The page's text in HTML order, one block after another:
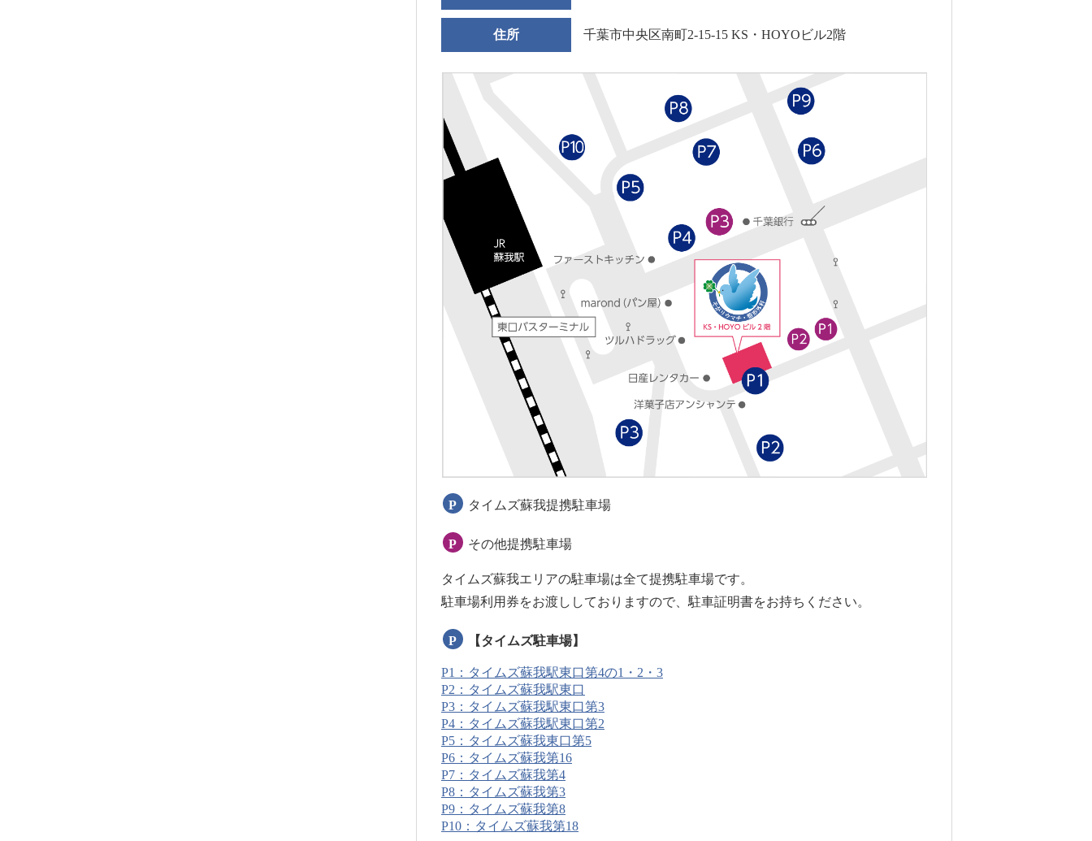
住所 千葉市中央区南町2-15-15 KS・HOYOビル2階
P タイムズ蘇我提携駐車場
P その他提携駐車場
タイムズ蘇我エリアの駐車場は全て提携駐車場です。
駐車場利用券をお渡ししておりますので、駐車証明書をお持ちください。
P 【タイムズ駐車場】
P1：タイムズ蘇我駅東口第4の1・2・3
P2：タイムズ蘇我駅東口
P3：タイムズ蘇我駅東口第3
P4：タイムズ蘇我駅東口第2
P5：タイムズ蘇我東口第5
P6：タイムズ蘇我第16
P7：タイムズ蘇我第4
P8：タイムズ蘇我第3
P9：タイムズ蘇我第8
P10：タイムズ蘇我第18